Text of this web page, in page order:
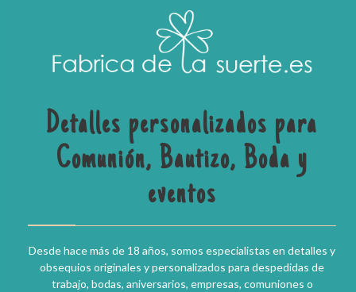
Detalles personalizados para
Comunión, Bautizo, Boda y
eventos
Desde hace más de 18 años, somos especialistas en detalles y
obsequios originales y personalizados para despedidas de
trabajo, bodas, aniversarios, empresas, comuniones o